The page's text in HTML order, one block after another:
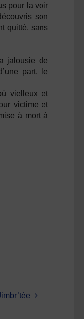
pour la voir
son
quitté, sans
jalousie de
part, le
vielleux et
victime et
à mort à